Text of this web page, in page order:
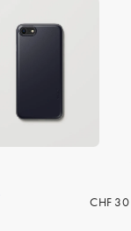
CHF 30